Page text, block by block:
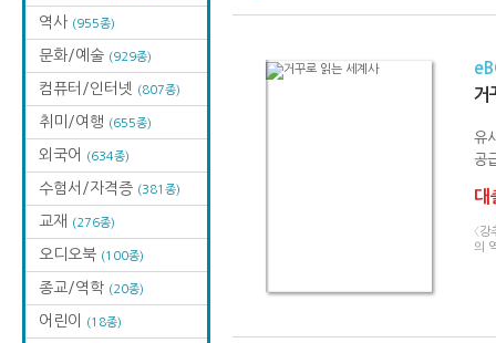
역사 (955종)
문화/예술 (929종)
컴퓨터/인터넷 (807종)
취미/여행 (655종)
외국어 (634종)
수험서/자격증 (381종)
교재 (276종)
오디오북 (100종)
종교/역학 (20종)
어린이 (18종)
거
유
공
대
〈
의